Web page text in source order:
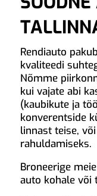
Rendiauto
kvaliteedi
Nõmme
kui vajate abi
(kaubikute ja
konverentside
linnast teise,
rahuldamiseks.
Broneerige
auto kohale või